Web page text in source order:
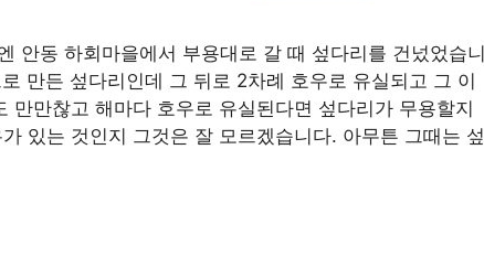
안동 하회마을에서 부용대로 갈 때 섶다리를 건넜었습니
만든 섶다리인데 그 뒤로 2차례 호우로 유실되고 그 이
만찮고 해마다 호우로 유실된다면 섶다리가 무용할지
있는 것인지 그것은 잘 모르겠습니다. 아무튼 그때는 섶